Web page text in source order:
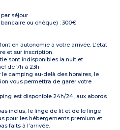
séjour.
ou chèque) : 300€
en autonomie à votre arrivée. L’état
et sur inscription.
sont indisponibles la nuit et
de 7h à 23h.
camping au-delà des horaires, le
vous permettra de garer votre
est disponible 24h/24, aux abords
inclus, le linge de lit et de le linge
pour les hébergements premium et
faits à l’arrivée.